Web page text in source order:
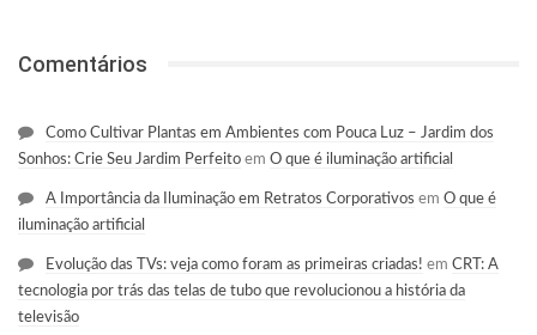
Comentários
Como Cultivar Plantas em Ambientes com Pouca Luz – Jardim dos
Sonhos: Crie Seu Jardim Perfeito em O que é iluminação artificial
A Importância da Iluminação em Retratos Corporativos em O que é
iluminação artificial
Evolução das TVs: veja como foram as primeiras criadas! em CRT: A
tecnologia por trás das telas de tubo que revolucionou a história da
televisão